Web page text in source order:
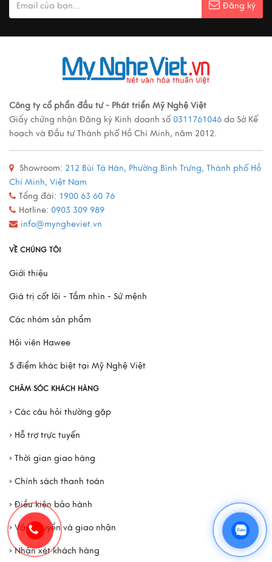
Ý nghĩa cảnh vật Tranh sơn mài
Các loại tranh sơn mài nổi tiếng
Xem thêm
Quy trình sản xuất đồ đồng
Xem thêm
Mô Hình Thuyền France II - Món Quà Chinh Phục Mọi
Xem thêm
Đăng ký
Công ty cổ phẩn đầu tư - Phát triển Mỹ Nghệ Việt
Giấy chứng nhận Đăng ký Kinh doanh số 0311761046 do Sở Kế
hoạch và Đầu tư Thành phố Hồ Chí Minh, năm 2012.
Showroom: 212 Bùi Tá Hán, Phường Bình Trưng, Thành phố Hồ
Chí Minh, Việt Nam
Tổng đài: 1900 63 60 76
Hotline: 0903 309 989
info@myngheviet.vn
VỀ CHÚNG TÔI
Giới thiệu
Giá trị cốt lõi - Tầm nhìn - Sứ mệnh
Các nhóm sản phẩm
Hội viên Hawee
5 điểm khác biệt tại Mỹ Nghệ Việt
CHĂM SÓC KHÁCH HÀNG
› Các câu hỏi thường gặp
› Hỗ trợ trực tuyến
› Thời gian giao hàng
› Chính sách thanh toán
› Điều kiện bảo hành
› Vận chuyển và giao nhận
› Nhận xét khách hàng